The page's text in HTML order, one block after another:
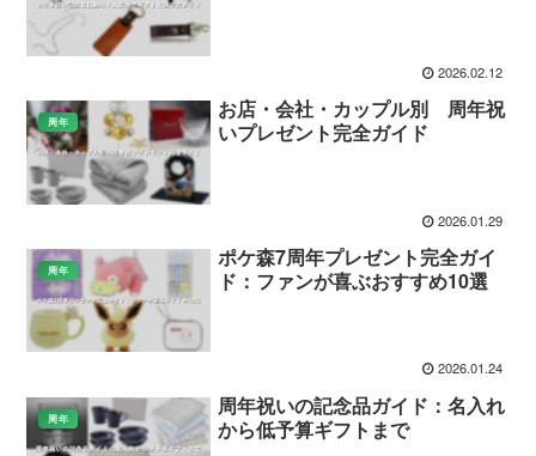
2026.02.12
周年
お店・会社・カップル別 周年祝
いプレゼント完全ガイド
2026.01.29
周年
ポケ森7周年プレゼント完全ガイ
ド：ファンが喜ぶおすすめ10選
2026.01.24
周年
周年祝いの記念品ガイド：名入れ
から低予算ギフトまで